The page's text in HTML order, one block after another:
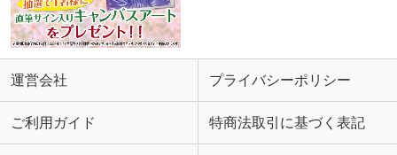
運営会社 プライバシーポリシー
ご利用ガイド 特商法取引に基づく表記